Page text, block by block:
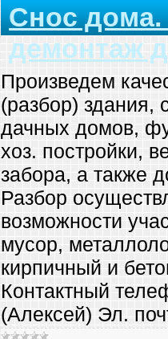
Снос
демонтаж
Произведем
(разбор) здания,
дачных домов,
хоз. постройки,
забора, а также
Разбор
возможности
мусор,
кирпичный и
Контактный
(Алексей) Эл.